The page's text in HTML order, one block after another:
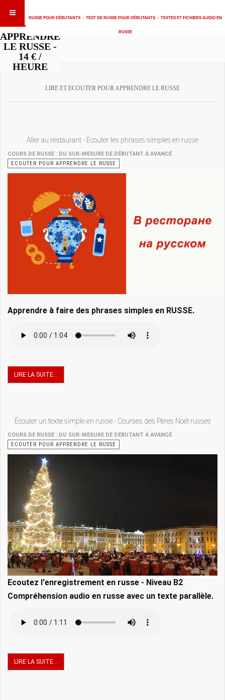
RUSSE POUR DÉBUTANTS - TEST DE RUSSE POUR DÉBUTANTS - TEXTES ET FICHIERS AUDIO EN
RUSSE
APPRENDRE
LE RUSSE -
14 € /
HEURE
LIRE ET ECOUTER POUR APPRENDRE LE RUSSE
Aller au restaurant - Ecouter les phrases simples en russe
COURS DE RUSSE : DU SUR-MESURE DE DÉBUTANT À AVANCÉ
ECOUTER POUR APPRENDRE LE RUSSE
Apprendre à faire des phrases simples en RUSSE.
LIRE LA SUITE...
Écouter un texte simple en russe - Courses des Pères Noël russes
COURS DE RUSSE : DU SUR-MESURE DE DÉBUTANT À AVANCÉ
ECOUTER POUR APPRENDRE LE RUSSE
Ecoutez l'enregistrement en russe - Niveau B2
Compréhension audio en russe avec un texte parallèle.
LIRE LA SUITE...